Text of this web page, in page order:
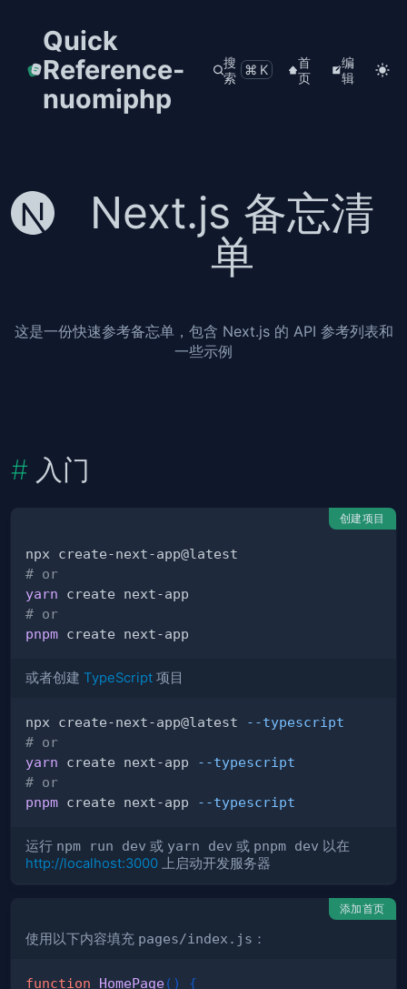
Quick
Reference-
nuomiphp
搜
索
⌘K
首
页
编
辑
Next.js 备忘清
单
这是一份快速参考备忘单，包含 Next.js 的 API 参考列表和
一些示例
入门
创建项目
# or
yarn
# or
pnpm
或者创建 TypeScript 项目
npx create-next-app@latest
--typescript
# or
yarn create next-app
--typescript
# or
pnpm create next-app --typescript
运行 npm run dev 或 yarn dev 或 pnpm dev 以在
http://localhost:3000 上启动开发服务器
添加首页
使用以下内容填充 pages/index.js ：
function HomePage( )
{